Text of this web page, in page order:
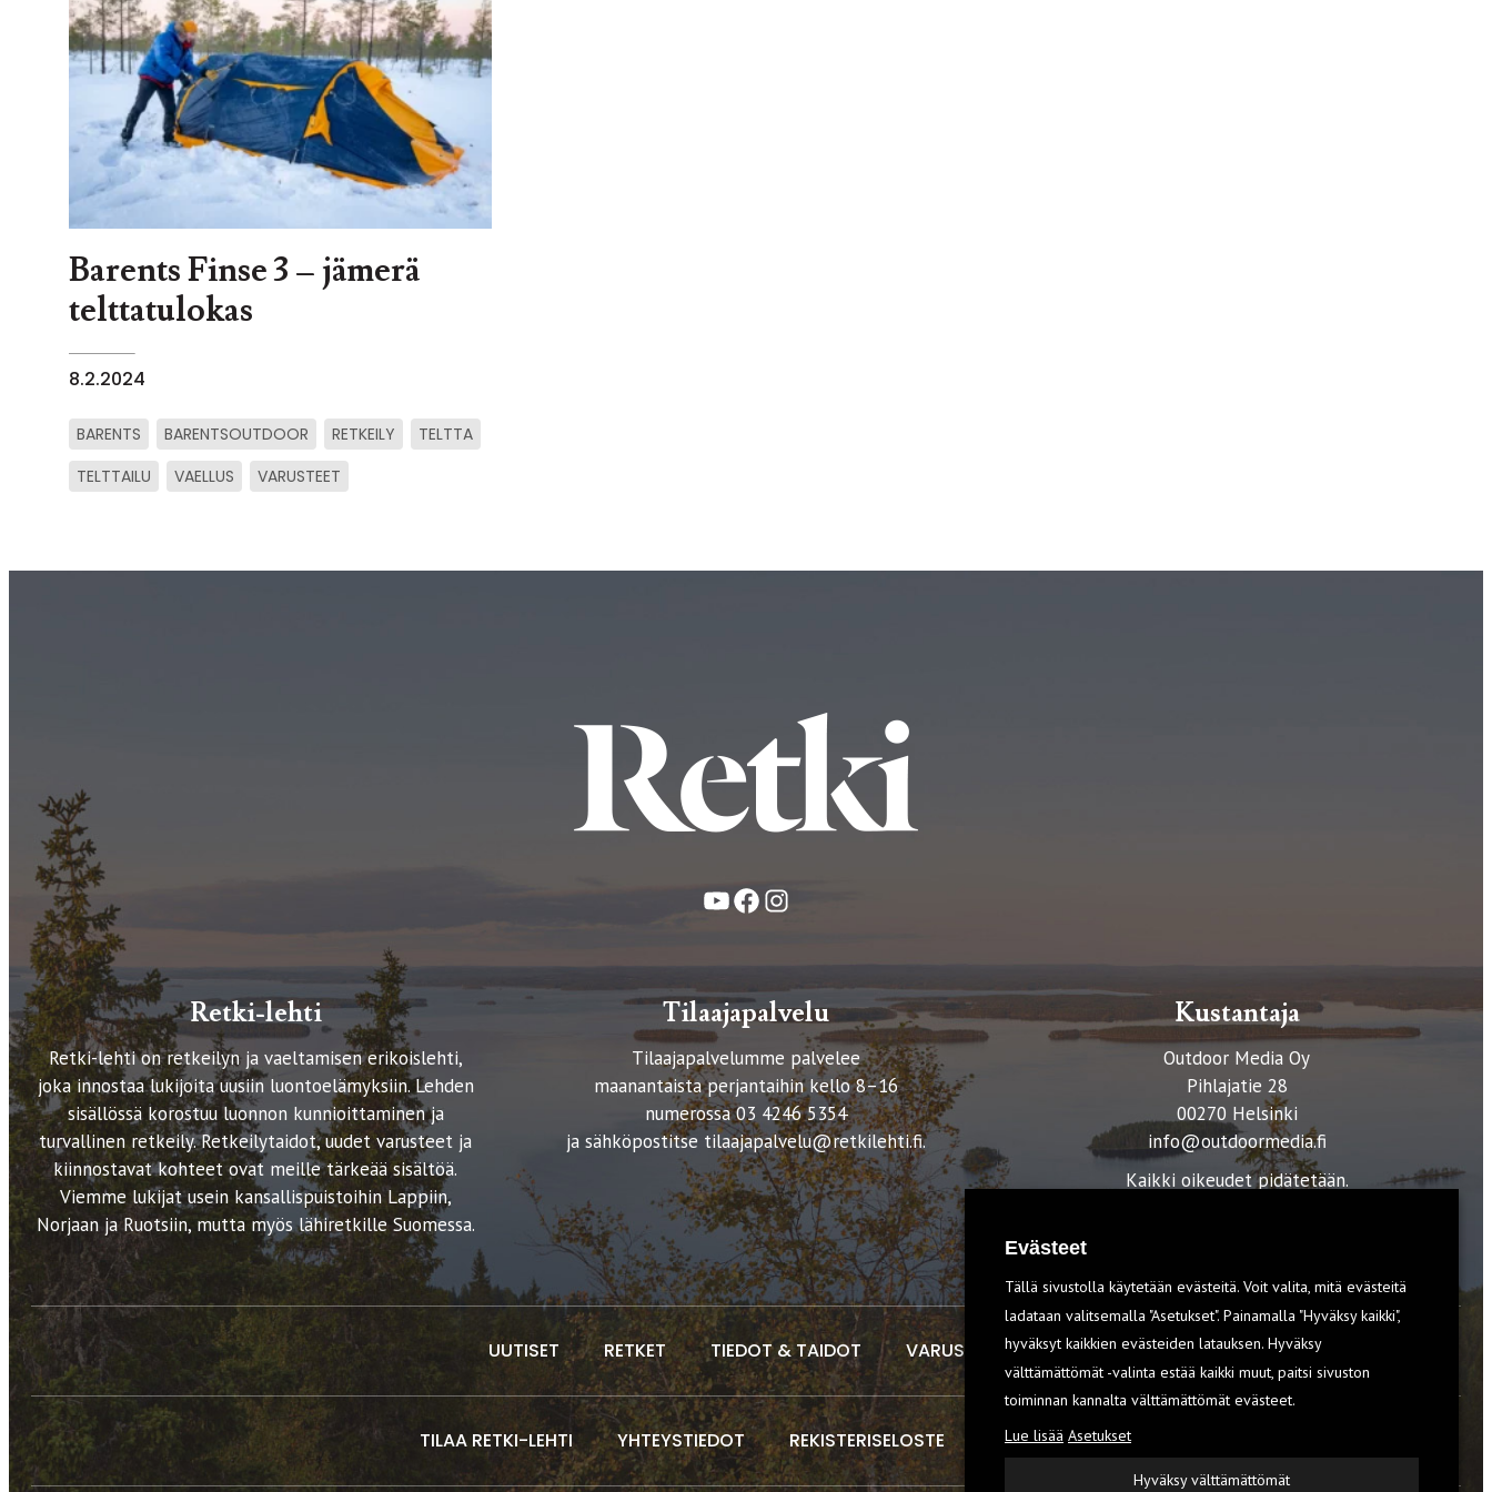
Barents Finse 3 – jämerä
telttatulokas
8.2.2024
BARENTS BARENTSOUTDOOR RETKEILY
TELTTA
TELTTAILU
VAELLUS VARUSTEET
YouTube
FacebookInstagram
Retki-lehti
Retki-lehti on retkeilyn ja vaeltamisen erikoislehti,
joka innostaa lukijoita uusiin luontoelämyksiin. Lehden
sisällössä korostuu luonnon kunnioittaminen ja
turvallinen retkeily. Retkeilytaidot, uudet varusteet ja
kiinnostavat kohteet ovat meille tärkeää sisältöä.
Viemme lukijat usein kansallispuistoihin Lappiin,
Norjaan ja Ruotsiin, mutta myös lähiretkille Suomessa.
Tilaajapalvelu
Tilaajapalvelumme palvelee
maanantaista perjantaihin kello 8–16
numerossa 03 4246 5354
ja sähköpostitse tilaajapalvelu@retkilehti.fi.
Kustantaja
Outdoor Media Oy
Pihlajatie 28
00270 Helsinki
info@outdoormedia.fi
Kaikki oikeudet pidätetään.
UUTISET RETKET TIEDOT & TAIDOT VARUSTEET
TILAA RETKI-LEHTI YHTEYSTIEDOT REKISTERISELOSTE EVÄSTEET
Evästeet
Tällä sivustolla käytetään evästeitä. Voit valita, mitä evästeitä
ladataan valitsemalla "Asetukset". Painamalla "Hyväksy kaikki",
hyväksyt kaikkien evästeiden latauksen. Hyväksy
välttämättömät -valinta estää kaikki muut, paitsi sivuston
toiminnan kannalta välttämättömät evästeet.
Lue lisää Asetukset
Hyväksy välttämättömät